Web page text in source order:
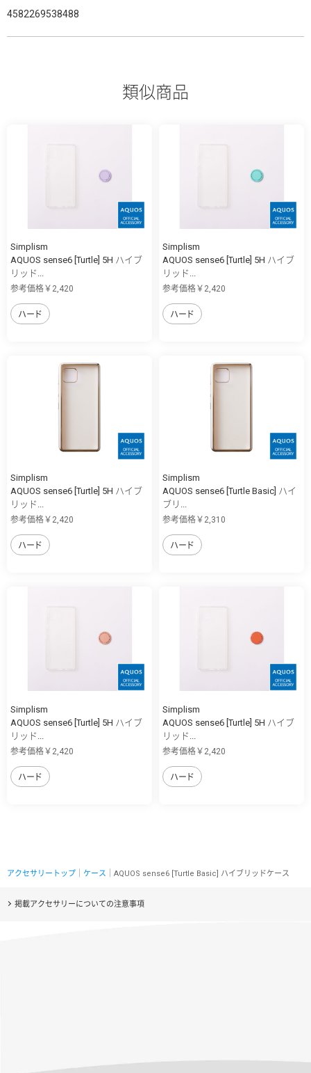
4582269538488
類似商品
Simplism
AQUOS sense6 [Turtle] 5H ハイブ
リッド...
参考価格￥2,420
ハード
Simplism
AQUOS sense6 [Turtle] 5H ハイブ
リッド...
参考価格￥2,420
ハード
Simplism
AQUOS sense6 [Turtle] 5H ハイブ
リッド...
参考価格￥2,420
ハード
Simplism
AQUOS sense6 [Turtle Basic] ハイ
ブリ...
参考価格￥2,310
ハード
Simplism
AQUOS sense6 [Turtle] 5H ハイブ
リッド...
参考価格￥2,420
ハード
Simplism
AQUOS sense6 [Turtle] 5H ハイブ
リッド...
参考価格￥2,420
ハード
アクセサリートップ ケース ｜AQUOS sense6 [Turtle Basic] ハイブリッドケース
掲載アクセサリーについての注意事項